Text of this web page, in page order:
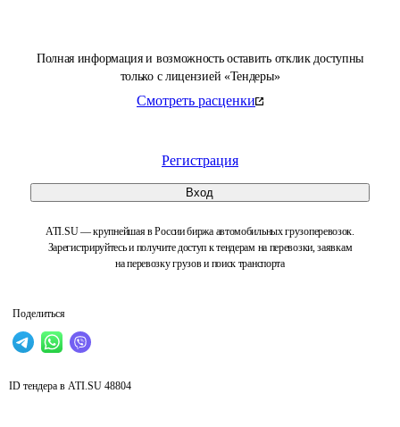
Полная информация и возможность оставить отклик доступны
только с лицензией «Тендеры»
Смотреть расценки
Регистрация
Вход
ATI.SU — крупнейшая в России биржа автомобильных грузоперевозок.
Зарегистрируйтесь и получите доступ к тендерам на перевозки, заявкам
на перевозку грузов и поиск транспорта
Поделиться
ID тендера в ATI.SU 48804